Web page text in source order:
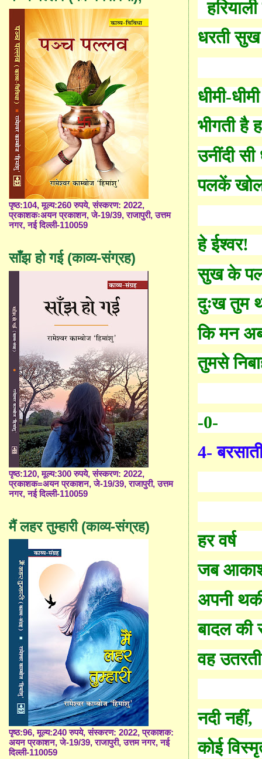
धरती
धीमी-
भीगती है
उनींदी सी
पलकें
हे ईश्वर!
सुख के पल
दुःख तुम
कि मन
तुमसे
-0-
4-
हर वर्ष
जब
अपनी
बादल
वह
नदी नहीं,
कोई
पृष्ठ:104, मूल्य:260 रुपये, संस्करण: 2022,
प्रकाशकःअयन प्रकाशन, जे-19/39, राजापुरी, उत्तम
नगर, नई दिल्ली-110059
साँझ हो गई (काव्य-संग्रह)
पृष्ठ:120, मूल्य:300 रुपये, संस्करण: 2022,
प्रकाशक=अयन प्रकाशन, जे-19/39, राजापुरी, उत्तम
नगर, नई दिल्ली-110059
मैं लहर तुम्हारी (काव्य-संग्रह)
पृष्ठ:96, मूल्य:240 रुपये, संस्करण: 2022, प्रकाशक:
अयन प्रकाशन, जे-19/39, राजापुरी, उत्तम नगर, नई
दिल्ली-110059